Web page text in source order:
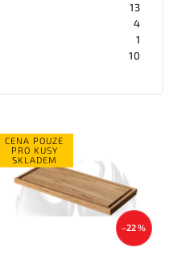
13
4
1
10
CENA POUZE
PRO KUSY
SKLADEM
–22 %